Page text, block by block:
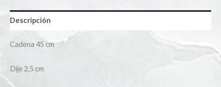
Descripción
Cadena 45 cm
Dije 2,5 cm